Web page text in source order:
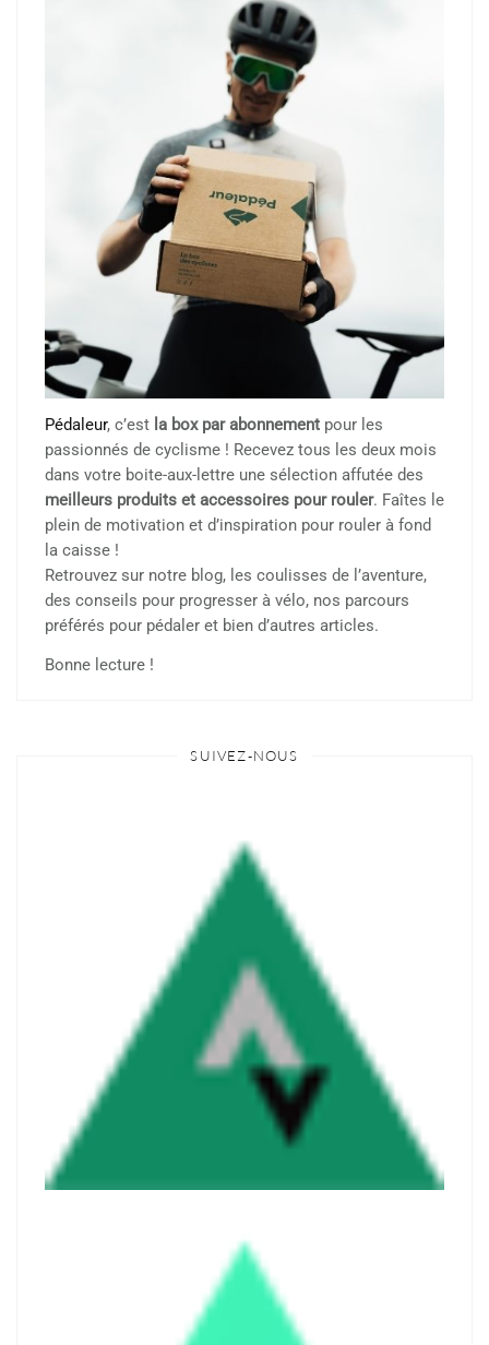
Pédaleur, c’est la box par abonnement pour les
passionnés de cyclisme ! Recevez tous les deux mois
dans votre boite-aux-lettre une sélection affutée des
meilleurs produits et accessoires pour rouler. Faîtes le
plein de motivation et d’inspiration pour rouler à fond
la caisse !
Retrouvez sur notre blog, les coulisses de l’aventure,
des conseils pour progresser à vélo, nos parcours
préférés pour pédaler et bien d’autres articles.
Bonne lecture !
SUIVEZ-NOUS